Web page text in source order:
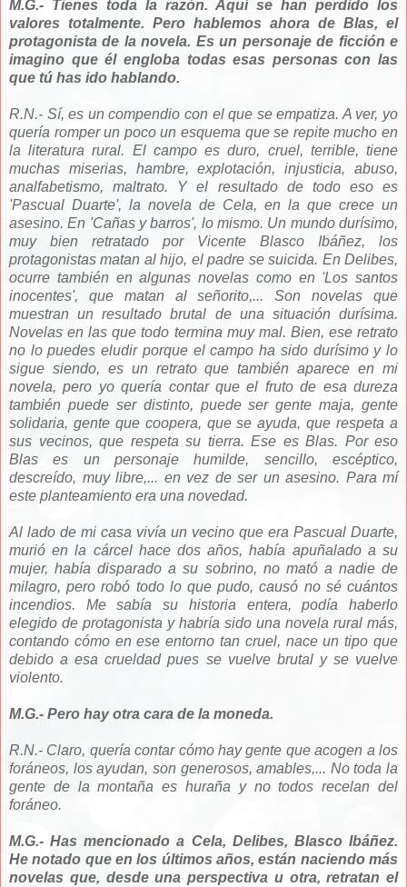
M.G.- Tienes toda la razón. Aquí se han perdido los
valores totalmente. Pero hablemos ahora de Blas, el
protagonista de la novela. Es un personaje de ficción e
imagino que él engloba todas esas personas con las
que tú has ido hablando.
R.N.- Sí, es un compendio con el que se empatiza. A ver, yo
quería romper un poco un esquema que se repite mucho en
la literatura rural. El campo es duro, cruel, terrible, tiene
muchas miserias, hambre, explotación, injusticia, abuso,
analfabetismo, maltrato. Y el resultado de todo eso es
'Pascual Duarte', la novela de Cela, en la que crece un
asesino. En 'Cañas y barros', lo mismo. Un mundo durísimo,
muy bien retratado por Vicente Blasco Ibáñez, los
protagonistas matan al hijo, el padre se suicida. En Delibes,
ocurre también en algunas novelas como en 'Los santos
inocentes', que matan al señorito,... Son novelas que
muestran un resultado brutal de una situación durísima.
Novelas en las que todo termina muy mal. Bien, ese retrato
no lo puedes eludir porque el campo ha sido durísimo y lo
sigue siendo, es un retrato que también aparece en mi
novela, pero yo quería contar que el fruto de esa dureza
también puede ser distinto, puede ser gente maja, gente
solidaria, gente que coopera, que se ayuda, que respeta a
sus vecinos, que respeta su tierra. Ese es Blas. Por eso
Blas es un personaje humilde, sencillo, escéptico,
descreído, muy libre,... en vez de ser un asesino. Para mí
este planteamiento era una novedad.
Al lado de mi casa vivía un vecino que era Pascual Duarte,
murió en la cárcel hace dos años, había apuñalado a su
mujer, había disparado a su sobrino, no mató a nadie de
milagro, pero robó todo lo que pudo, causó no sé cuántos
incendios. Me sabía su historia entera, podía haberlo
elegido de protagonista y habría sido una novela rural más,
contando cómo en ese entorno tan cruel, nace un tipo que
debido a esa crueldad pues se vuelve brutal y se vuelve
violento.
M.G.- Pero hay otra cara de la moneda.
R.N.- Claro, quería contar cómo hay gente que acogen a los
foráneos, los ayudan, son generosos, amables,... No toda la
gente de la montaña es huraña y no todos recelan del
foráneo.
M.G.- Has mencionado a Cela, Delibes, Blasco Ibáñez.
He notado que en los últimos años, están naciendo más
novelas que, desde una perspectiva u otra, retratan el